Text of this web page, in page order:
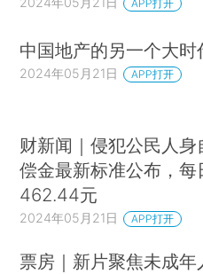
APP打开
中国地产的另一个大时
2024年05月21日 APP打开
财新闻｜侵犯公民人身
偿金最新标准公布，每
462.44元
2024年05月21日 APP打开
票房｜新片聚焦未成年